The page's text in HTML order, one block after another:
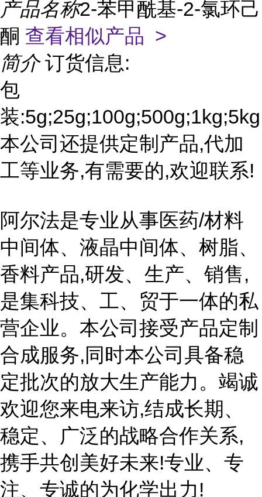
产品名称2-苯甲酰基-2-氯环己
酮 查看相似产品 >
简介 订货信息:
包
装:5g;25g;100g;500g;1kg;5kg
本公司还提供定制产品,代加
工等业务,有需要的,欢迎联系!
阿尔法是专业从事医药/材料
中间体、液晶中间体、树脂、
香料产品,研发、生产、销售,
是集科技、工、贸于一体的私
营企业。本公司接受产品定制
合成服务,同时本公司具备稳
定批次的放大生产能力。竭诚
欢迎您来电来访,结成长期、
稳定、广泛的战略合作关系,
携手共创美好未来!专业、专
注、专诚的为化学出力!